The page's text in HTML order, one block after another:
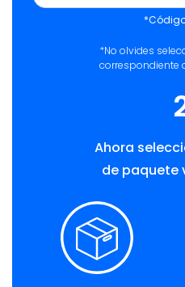
*No olvides
correspondiente
Ahora
de paquete